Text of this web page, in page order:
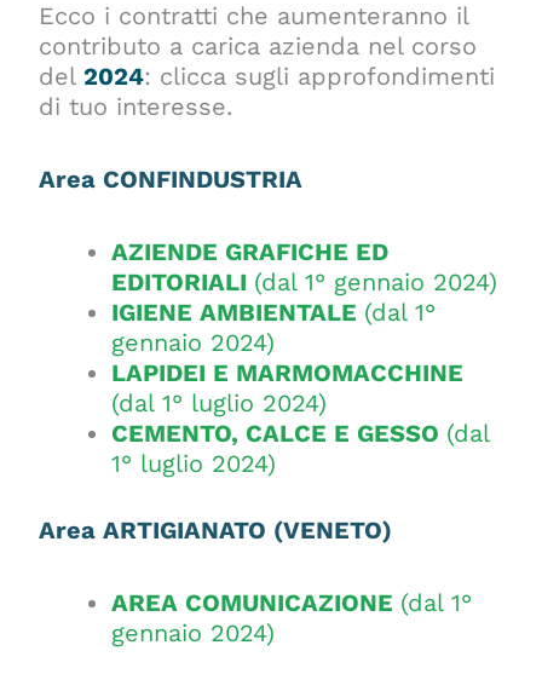
Ecco i contratti che aumenteranno il
contributo a carica azienda nel corso
del2024: clicca sugli approfondimenti
di tuo interesse.
Area CONFINDUSTRIA
AZIENDE GRAFICHE ED
EDITORIALI (dal 1° gennaio 2024)
IGIENE AMBIENTALE (dal 1°
gennaio 2024)
LAPIDEI E MARMOMACCHINE
(dal 1° luglio 2024)
CEMENTO, CALCE E GESSO (dal
1° luglio 2024)
Area ARTIGIANATO (VENETO)
AREA COMUNICAZIONE (dal 1°
gennaio 2024)